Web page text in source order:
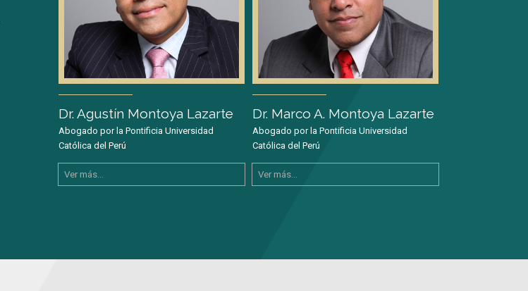
Dr. Agustín Montoya Lazarte
Abogado por la Pontificia Universidad
Católica del Perú
Ver más...
Dr. Marco A. Montoya Lazarte
Abogado por la Pontificia Universidad
Católica del Perú
Ver más...